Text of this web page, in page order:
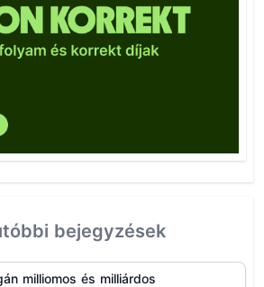
bejegyzések
milliomos és milliárdos